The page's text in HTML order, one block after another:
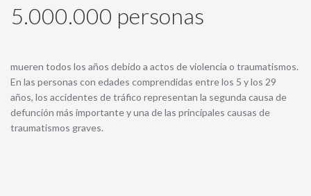
5.000.000 personas
mueren todos los años debido a actos de violencia o traumatismos.
En las personas con edades comprendidas entre los 5 y los 29
años, los accidentes de tráfico representan la segunda causa de
defunción más importante y una de las principales causas de
traumatismos graves.